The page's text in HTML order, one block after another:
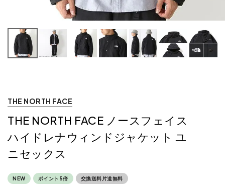
THE NORTH FACE
THE NORTH FACE ノースフェイス
ハイドレナウィンドジャケット ユ
ニセックス
NEW ポイント5倍 交換送料片道無料